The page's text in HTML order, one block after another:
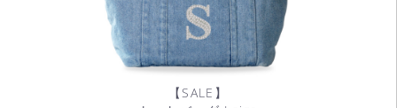
【SALE】